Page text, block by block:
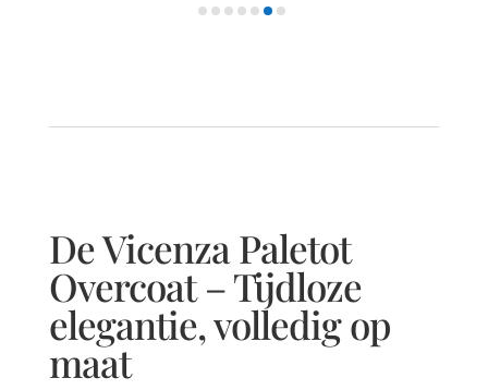
De Vicenza Paletot
Overcoat – Tijdloze
elegantie, volledig op
maat